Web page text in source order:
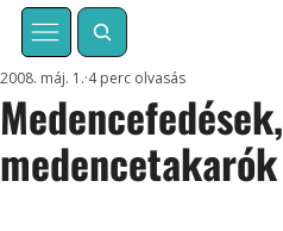
Medencefedések,
medencetakarók
2008. máj. 1. 4 perc olvasás